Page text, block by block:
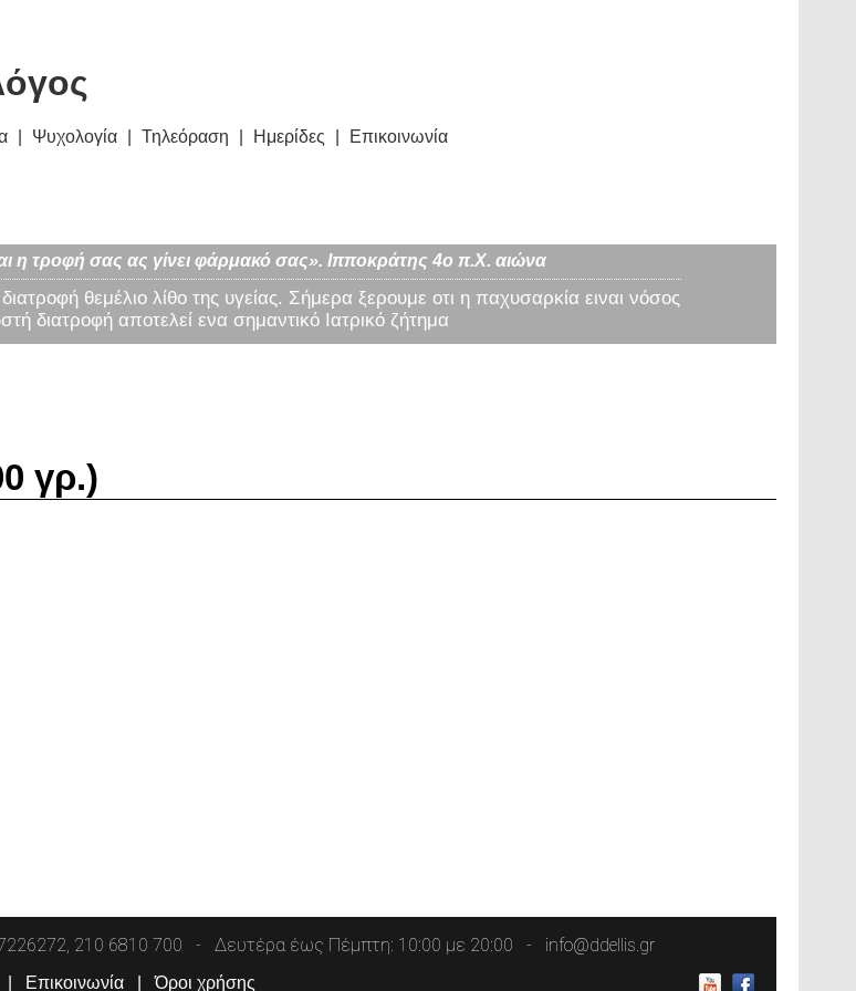
Ψυχολογία Τηλεόραση Ημερίδες Επικοινωνία
η τροφή σας ας γίνει φάρμακό σας». Ιπποκράτης 4ο π.Χ. αιώνα
θεμέλιο λίθο της υγείας. Σήμερα ξερουμε οτι η παχυσαρκία ειναι νόσος
διατροφή αποτελεί ενα σημαντικό Ιατρικό ζήτημα
γρ.)
210 6810 700 Δευτέρα έως Πέμπτη: 10:00 με 20:00 info@ddellis.gr
Επικοινωνία Όροι χρήσης